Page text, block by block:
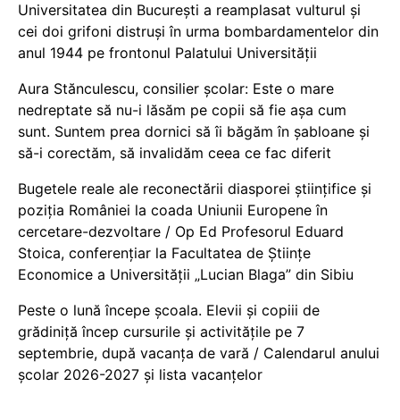
Universitatea din București a reamplasat vulturul și
cei doi grifoni distruși în urma bombardamentelor din
anul 1944 pe frontonul Palatului Universității
Aura Stănculescu, consilier școlar: Este o mare
nedreptate să nu-i lăsăm pe copii să fie așa cum
sunt. Suntem prea dornici să îi băgăm în șabloane și
să-i corectăm, să invalidăm ceea ce fac diferit
Bugetele reale ale reconectării diasporei științifice și
poziția României la coada Uniunii Europene în
cercetare-dezvoltare / Op Ed Profesorul Eduard
Stoica, conferențiar la Facultatea de Științe
Economice a Universității „Lucian Blaga” din Sibiu
Peste o lună începe școala. Elevii și copiii de
grădiniță încep cursurile și activitățile pe 7
septembrie, după vacanța de vară / Calendarul anului
școlar 2026-2027 și lista vacanțelor